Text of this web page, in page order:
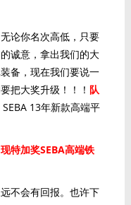
论你名次高低，只要
诚意，拿出我们的大
备，现在我们要说一
把大奖升级！！！ 队
SEBA 13年新款高端平
特加奖SEBA高端铁
不会有回报。也许下